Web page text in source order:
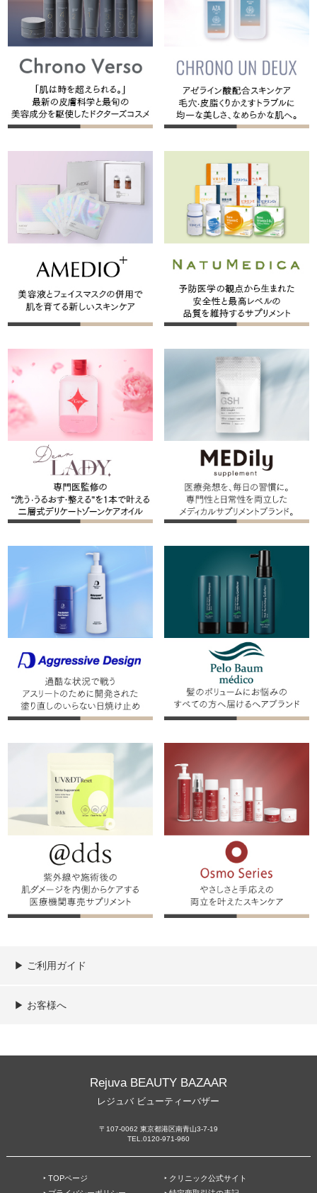
▶︎ ご利用ガイド
ご利用ガイド
決済／配送／送料について
取り扱い商品一覧
顧客情報の取扱について
特定商取引法の表記
▶︎ お客様へ
Rejuva BEAUTY BAZAAR
レジュバ ビューティーバザー
〒107-0062 東京都港区南青山3-7-19
TEL.0120-971-960
‣ TOPページ
‣ クリニック公式サイト